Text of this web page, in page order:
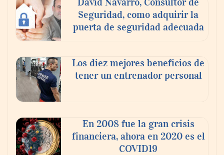
Toro Tapas inaugura su Raw Bar: una
experiencia desde mediodía hasta el
Seguridad, como adquirir la
puerta de seguridad adecuada
Los diez mejores beneficios de
tener un entrenador personal
En 2008 fue la gran crisis
financiera, ahora en 2020 es el
COVID19